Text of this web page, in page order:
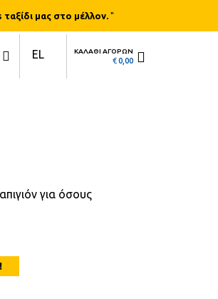
μας στο μέλλον. "
EL ΚΑΛΑΘΙ ΑΓΟΡΩΝ
€0,00
για όσους